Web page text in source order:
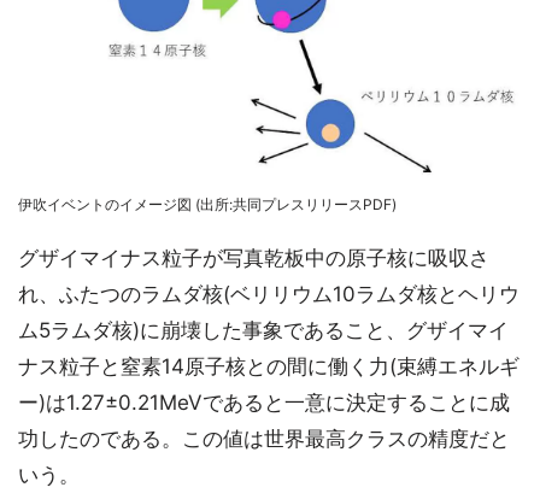
伊吹イベントのイメージ図 (出所:共同プレスリリースPDF)
グザイマイナス粒子が写真乾板中の原子核に吸収さ
れ、ふたつのラムダ核(ベリリウム10ラムダ核とヘリウ
ム5ラムダ核)に崩壊した事象であること、グザイマイ
ナス粒子と窒素14原子核との間に働く力(束縛エネルギ
ー)は1.27±0.21MeVであると一意に決定することに成
功したのである。この値は世界最高クラスの精度だと
いう。